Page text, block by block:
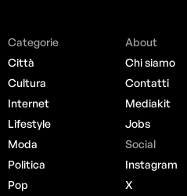
Categorie
Città
Cultura
Internet
Lifestyle
Moda
Politica
Pop
About
Chi siamo
Contatti
Mediakit
Jobs
Social
Instagram
X